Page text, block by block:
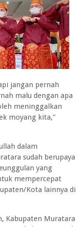
jangan pernah
malu dengan apa
meninggalkan
moyang kita,"
dalam
sudah berupaya
yang
mempercepat
Kota lainnya di
Kabupaten Muratara